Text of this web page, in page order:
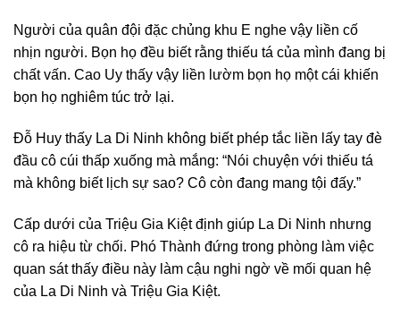
Người của quân đội đặc chủng khu E nghe vậy liền cố
nhịn người. Bọn họ đều biết rằng thiếu tá của mình đang bị
chất vấn. Cao Uy thấy vậy liền lườm bọn họ một cái khiến
bọn họ nghiêm túc trở lại.
Đỗ Huy thấy La Di Ninh không biết phép tắc liền lấy tay đè
đầu cô cúi thấp xuống mà mắng: “Nói chuyện với thiếu tá
mà không biết lịch sự sao? Cô còn đang mang tội đấy.”
Cấp dưới của Triệu Gia Kiệt định giúp La Di Ninh nhưng
cô ra hiệu từ chối. Phó Thành đứng trong phòng làm việc
quan sát thấy điều này làm cậu nghi ngờ về mối quan hệ
của La Di Ninh và Triệu Gia Kiệt.